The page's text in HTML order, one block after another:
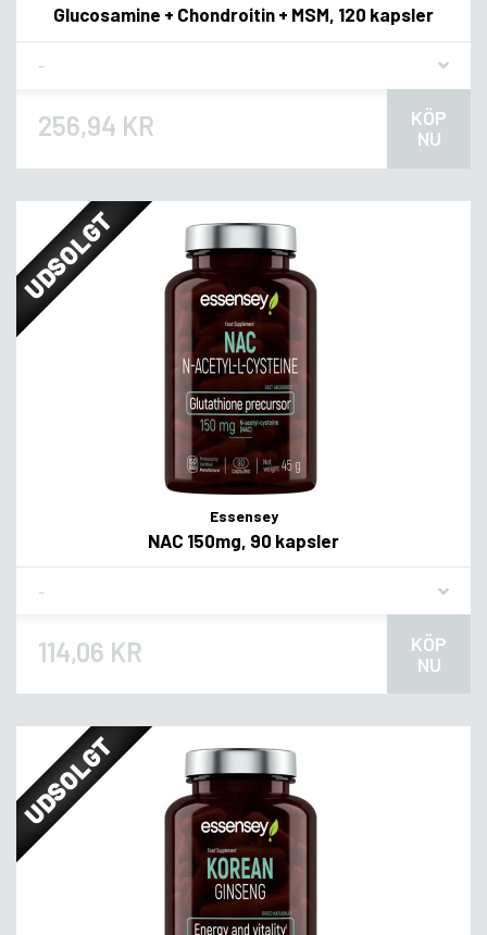
Glucosamine + Chondroitin + MSM, 120 kapsler
256,94 KR
KÖP
NU
UDSOLGT
Essensey
NAC 150mg, 90 kapsler
114,06 KR
KÖP
NU
UDSOLGT